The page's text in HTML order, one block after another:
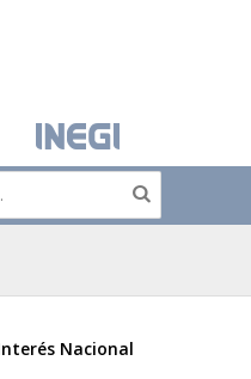
Nacional